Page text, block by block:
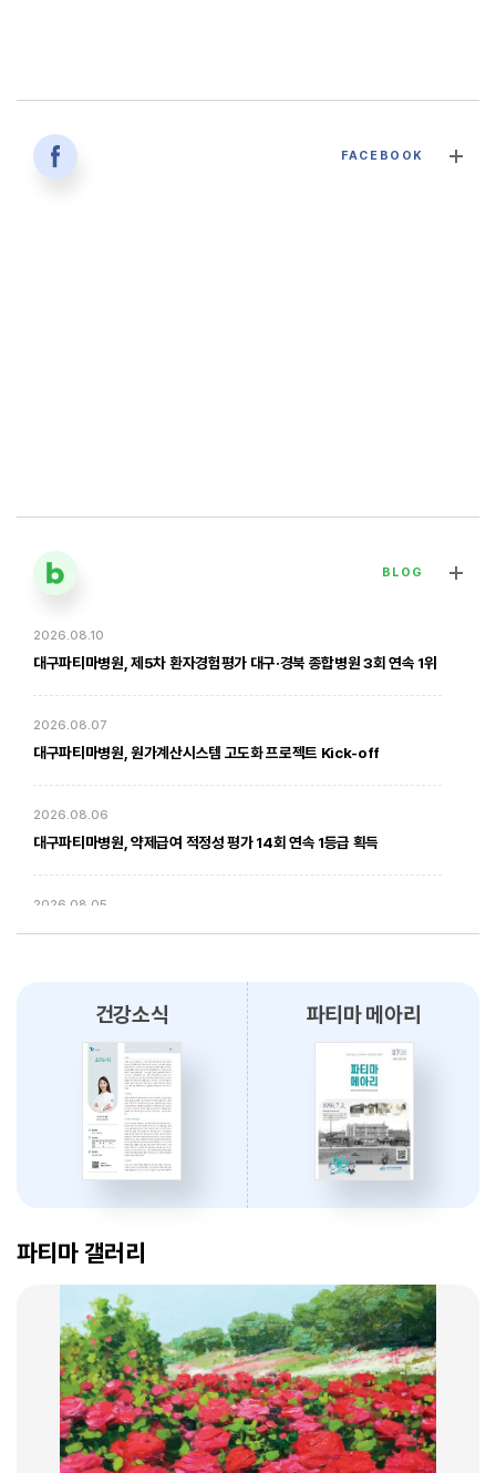
[대구파티마병원] 심장혈관흉부외과 김병호 의무원장 인터뷰 | 진료·
전문분야 이야기
2026. 01. 20
암 표적치료 - 대구파티마병원 병리과 변정섭 과장
2026. 01. 07
암환자의 관리 - 대구파티마병원 혈액종양내과 이선아 과장
FACEBOOK
BLOG
2026.08.10
대구파티마병원, 제5차 환자경험평가 대구·경북 종합병원 3회 연속 1위
2026.08.07
대구파티마병원, 원가계산시스템 고도화 프로젝트 Kick-off
2026.08.06
대구파티마병원, 약제급여 적정성 평가 14회 연속 1등급 획득
2026.08.05
2026년 환자안전문화 개선 워크숍 개최
대구파티마병원, 동부도서관에서 '우리 아이 발달 체크리스트' 건강강좌
2026.08.03
대구파티마병원, 개원 70주년 기념 『미션, 파티마에서 빛나다』 발간
축하식 개최
대구광역시간호사회와 함께 개원 70주년 기념 커피부스 운영
2026.07.30
대구파티마병원, 진단검사의학과 리모델링 축복식 개최
2026.07.29
우성진 동구청장, 대구파티마병원 방문
건강소식 파티마 메아리
파티마 갤러리